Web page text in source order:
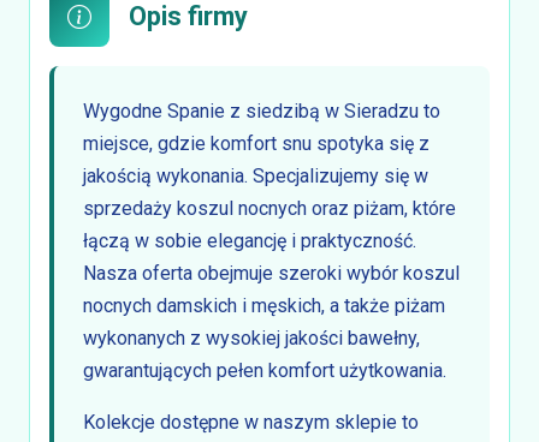
Opis firmy
Wygodne Spanie z siedzibą w Sieradzu to
miejsce, gdzie komfort snu spotyka się z
jakością wykonania. Specjalizujemy się w
sprzedaży koszul nocnych oraz piżam, które
łączą w sobie elegancję i praktyczność.
Nasza oferta obejmuje szeroki wybór koszul
nocnych damskich i męskich, a także piżam
wykonanych z wysokiej jakości bawełny,
gwarantujących pełen komfort użytkowania.
Kolekcje dostępne w naszym sklepie to